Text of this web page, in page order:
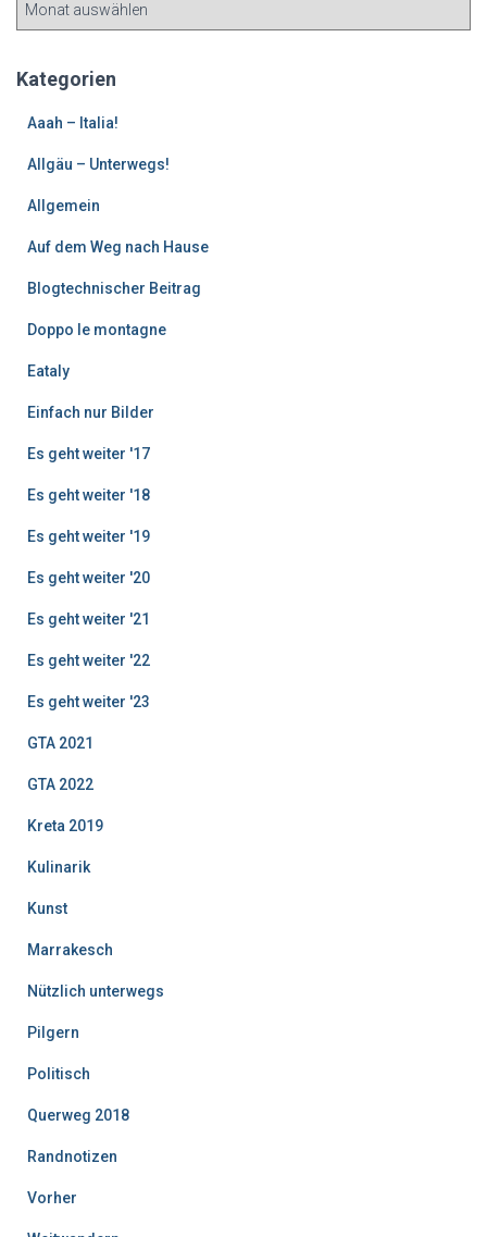
e
Kategorien
Aaah – Italia!
Allgäu – Unterwegs!
Allgemein
Auf dem Weg nach Hause
Blogtechnischer Beitrag
Doppo le montagne
Eataly
Einfach nur Bilder
Es geht weiter '17
Es geht weiter '18
Es geht weiter '19
Es geht weiter '20
Es geht weiter '21
Es geht weiter '22
Es geht weiter '23
GTA 2021
GTA 2022
Kreta 2019
Kulinarik
Kunst
Marrakesch
Nützlich unterwegs
Pilgern
Politisch
Querweg 2018
Randnotizen
Vorher